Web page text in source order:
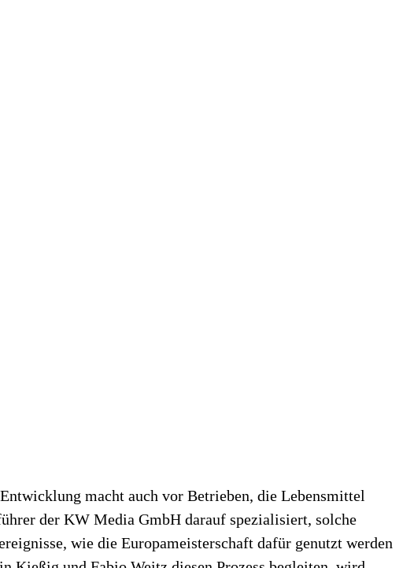
macht auch vor Betrieben, die Lebensmittel
der KW Media GmbH darauf spezialisiert, solche
wie die Europameisterschaft dafür genutzt werden